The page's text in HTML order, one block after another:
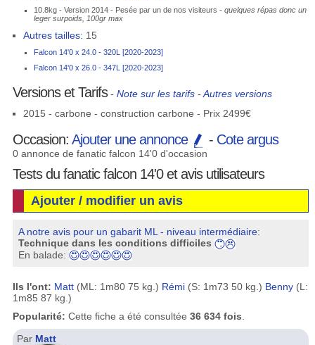
10.8kg - Version 2014 - Pesée par un de nos visiteurs - quelques répas donc un
leger surpoids, 100gr max
Autres tailles: 15
Falcon 14'0 x 24.0 - 320L [2020-2023]
Falcon 14'0 x 26.0 - 347L [2020-2023]
Versions et Tarifs- Note sur les tarifs-Autres versions
2015 - carbone - construction carbone - Prix 2499€
Occasion: Ajouter une annonce - Cote argus
0 annonce de fanatic falcon 14'0 d'occasion
Tests du fanatic falcon 14'0 et avis utilisateurs
Ajouter / modifier un avis
A notre avis pour un gabarit ML - niveau intermédiaire:
Technique dans les conditions difficiles
En balade:
Ils l'ont: Matt(ML: 1m80 75 kg.) Rémi(S: 1m73 50 kg.) Benny(L:
1m85 87 kg.)
Popularité: Cette fiche a été consultée 36 634 fois
Par Matt